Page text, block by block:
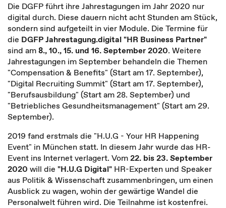
Die DGFP führt ihre Jahrestagungen im Jahr 2020 nur
digital durch. Diese dauern nicht acht Stunden am Stück,
sondern sind aufgeteilt in vier Module. Die Termine für
die DGFP Jahrestagung.digital "HR Business Partner"
sind am8., 10., 15. und 16. September 2020. Weitere
Jahrestagungen im September behandeln die Themen
"Compensation & Benefits" (Start am 17. September),
"Digital Recruiting Summit" (Start am 17. September),
"Berufsausbildung" (Start am 28. September) und
"Betriebliches Gesundheitsmanagement" (Start am 29.
September).
2019 fand erstmals die "H.U.G - Your HR Happening
Event" in München statt. In diesem Jahr wurde das HR-
Event ins Internet verlagert. Vom22. bis 23. September
2020 will die "H.U.G Digital" HR-Experten und Speaker
aus Politik & Wissenschaft zusammenbringen, um einen
Ausblick zu wagen, wohin der gewärtige Wandel die
Personalwelt führen wird. Die Teilnahme ist kostenfrei.